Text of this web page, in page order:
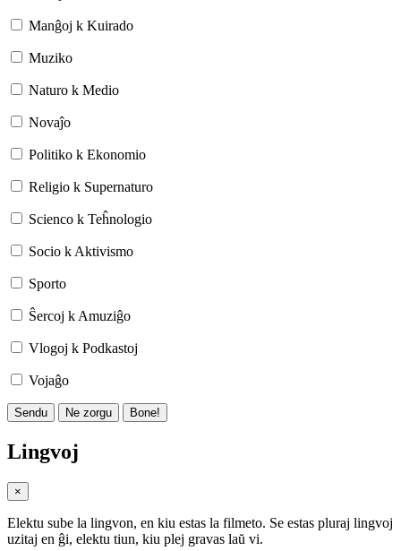
Manĝoj k Kuirado
Muziko
Naturo k Medio
Novaĵo
Politiko k Ekonomio
Religio k Supernaturo
Scienco k Teĥnologio
Socio k Aktivismo
Sporto
Ŝercoj k Amuziĝo
Vlogoj k Podkastoj
Vojaĝo
Sendu Ne zorgu Bone!
Lingvoj
×
Elektu sube la lingvon, en kiu estas la filmeto. Se estas pluraj lingvoj
uzitaj en ĝi, elektu tiun, kiu plej gravas laŭ vi.